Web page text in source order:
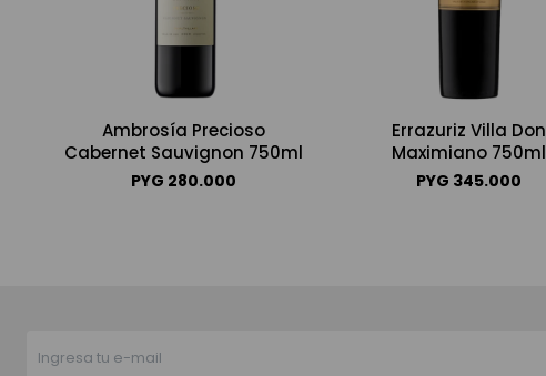
Ambrosía Precioso
Cabernet Sauvignon 750ml
PYG 280.000
Errazuriz Villa Don
Maximiano 750ml
PYG 345.000